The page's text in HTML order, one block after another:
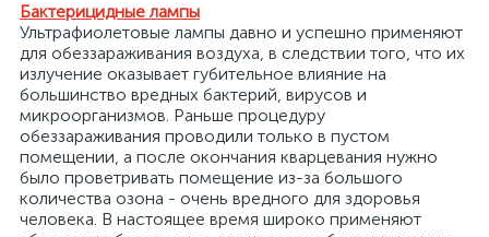
Бактерицидные лампы
Ультрафиолетовые лампы давно и успешно применяют
для обеззараживания воздуха, в следствии того, что их
излучение оказывает губительное влияние на
большинство вредных бактерий, вирусов и
микроорганизмов. Раньше процедуру
обеззараживания проводили только в пустом
помещении, а после окончания кварцевания нужно
было проветривать помещение из-за большого
количества озона - очень вредного для здоровья
человека. В настоящее время широко применяют